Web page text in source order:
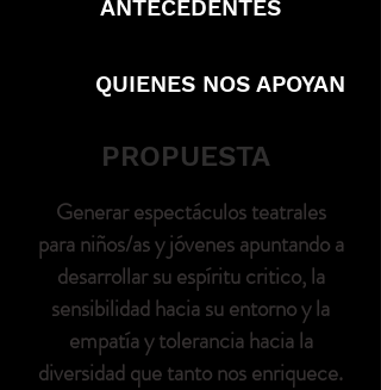
ANTECEDENTES
QUIENES NOS APOYAN
PROPUESTA
Generar espectáculos teatrales
para niños/as y jóvenes apuntando a
desarrollar su espíritu critico, la
sensibilidad hacia su entorno y la
empatía y tolerancia hacia la
diversidad que tanto nos enriquece.